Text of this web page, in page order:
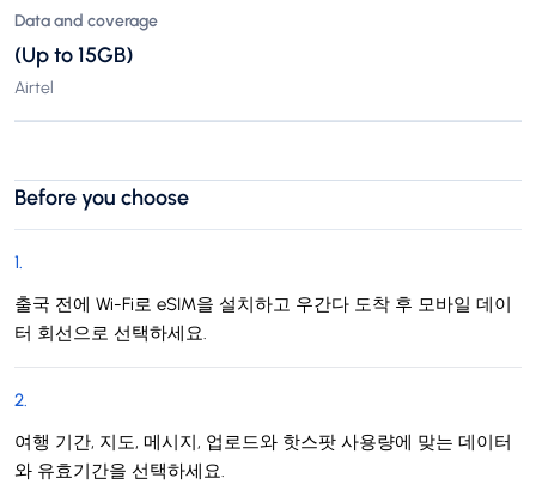
Data and coverage
(Up to 15GB)
Airtel
Before you choose
1.
출국 전에 Wi-Fi로 eSIM을 설치하고 우간다 도착 후 모바일 데이
터 회선으로 선택하세요.
2.
여행 기간, 지도, 메시지, 업로드와 핫스팟 사용량에 맞는 데이터
와 유효기간을 선택하세요.